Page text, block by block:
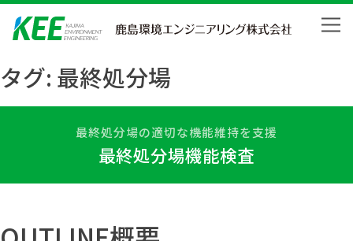
Skip
content
タグ: 最終処分場
最終処分場の適切な機能維持を支援
最終処分場機能検査